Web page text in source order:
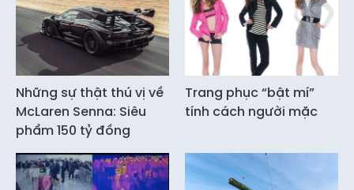
Những sự thật thú vị về
McLaren Senna: Siêu
phẩm 150 tỷ đồng
Trang phục “bật mí”
tính cách người mặc